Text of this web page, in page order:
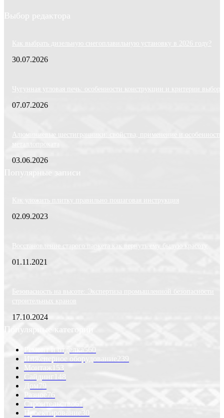
Выбор редактора
Как выбрать дизельную снегоплавильную установку в 2026 году?
30.07.2026
Чугунная угловая печь: особенности конструкции и критерии выбора
07.07.2026
Алюминиевые шестигранники: свойства, применение и особенности
металлопроката
03.06.2026
Популярные записи
Как уложить плитку правильно пошаговая инструкция
02.09.2023
Восстановление старого паркета как вернуть ему былую красоту
01.11.2021
Безопасность на высоте: Экспертиза промышленной безопасности
строительных кранов
17.10.2024
Популярные категории
Ремонт и отделка 560
Инженерное оборудование 239
Монтаж
153
Сайдинг
148
79
Разное
76
Строительство
61
Проектирование